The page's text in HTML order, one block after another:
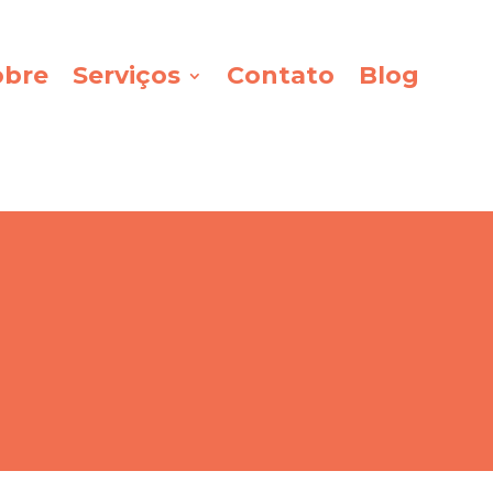
Serviços Contato Blog